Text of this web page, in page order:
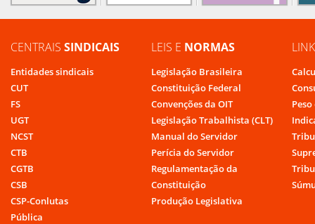
CENTRAIS SINDICAIS
Entidades sindicais
CUT
FS
UGT
NCST
CTB
CGTB
CSB
CSP-Conlutas
Pública
LEIS E NORMAS
Legislação Brasileira
Constituição Federal
Convenções da OIT
Legislação Trabalhista (CLT)
Manual do Servidor
Perícia do Servidor
Regulamentação da
Constituição
Produção Legislativa